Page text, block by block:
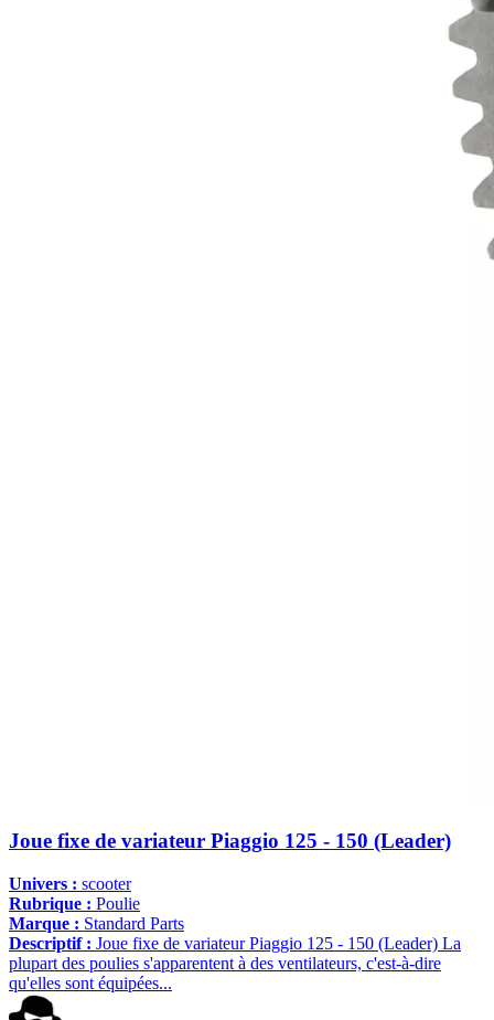
Joue fixe de variateur Piaggio 125 - 150 (Leader)
Univers : scooter
Rubrique : Poulie
Marque : Standard Parts
Descriptif : Joue fixe de variateur Piaggio 125 - 150 (Leader) La
plupart des poulies s'apparentent à des ventilateurs, c'est-à-dire
qu'elles sont équipées...